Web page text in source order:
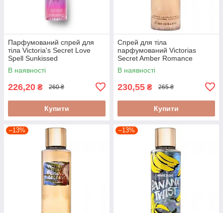
Парфумований спрей для
тіла Victoria's Secret Love
Spell Sunkissed
В наявності
226,20 ₴ 260 ₴
Купити
Спрей для тіла
парфумований Victorias
Secret Amber Romance
Shimmer 250 мл
В наявності
230,55 ₴ 265 ₴
Купити
–13% –13%